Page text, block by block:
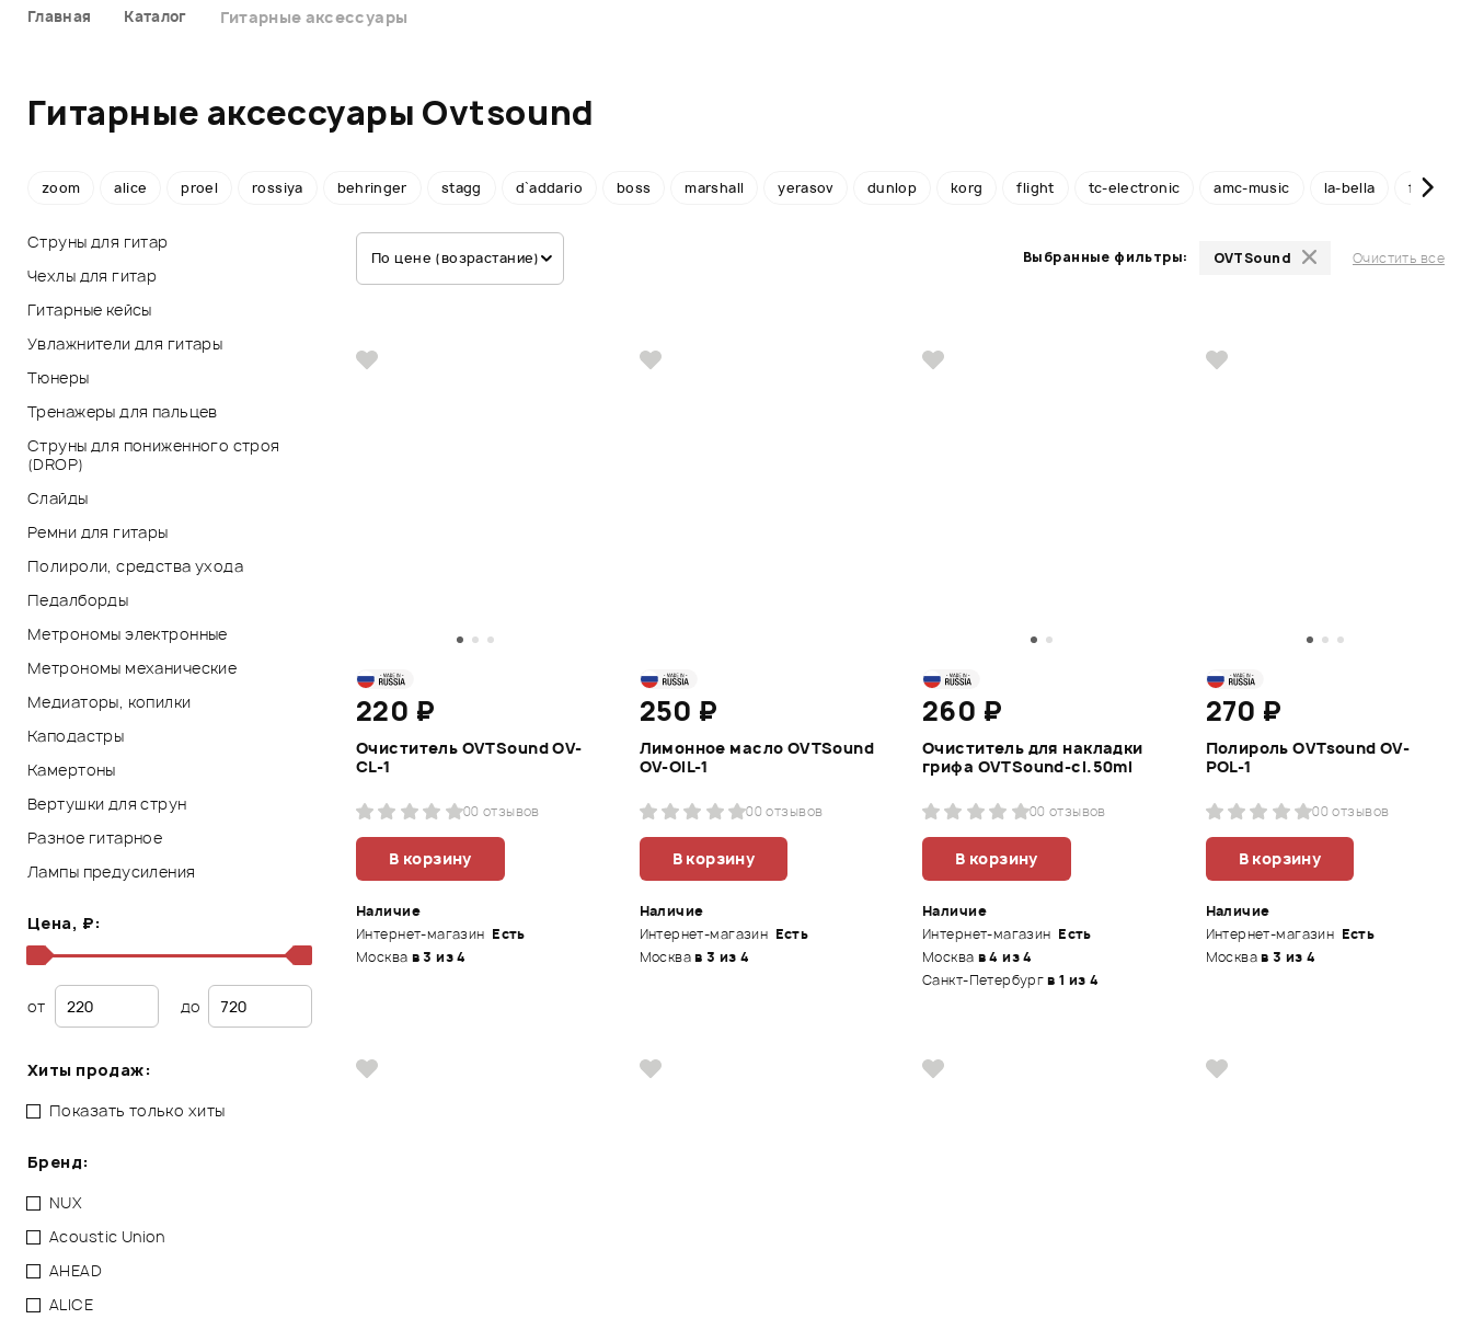
Главная Каталог Гитарные аксессуары
Гитарные аксессуары Ovtsound
zoom alice proel rossiya behringer stagg d`addario boss marshall yerasov dunlop korg flight tc-electronic amc-music la-bella fender
Струны для гитар
Чехлы для гитар
Гитарные кейсы
Увлажнители для гитары
Тюнеры
Тренажеры для пальцев
Струны для пониженного строя
(DROP)
Слайды
Ремни для гитары
Полироли, средства ухода
Педалборды
Метрономы электронные
Метрономы механические
Медиаторы, копилки
Каподастры
Камертоны
Вертушки для струн
Разное гитарное
Лампы предусиления
Цена, ₽:
от до
Хиты продаж:
Показать только хиты
Бренд:
NUX
Acoustic Union
AHEAD
ALICE
По цене (возрастание) Выбранные фильтры: OVTSound Очистить все
220 ₽
Очиститель OVTSound OV-
CL-1
00 отзывов
В корзину
Наличие
Интернет-магазин Есть
Москва в 3 из 4
250 ₽
Лимонное масло OVTSound
OV-OIL-1
00 отзывов
В корзину
Наличие
Интернет-магазин Есть
Москвав 3 из 4
260 ₽
Очиститель для накладки
грифа OVTSound-cl.50ml
00 отзывов
В корзину
Наличие
Интернет-магазин Есть
Москва в 4 из 4
Санкт-Петербургв 1 из 4
270 ₽
Полироль OVTsound OV-
POL-1
00 отзывов
В корзину
Наличие
Интернет-магазин Есть
Москвав 3 из 4